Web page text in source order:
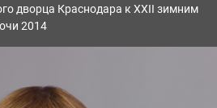
дворца Краснодара к XXII зимним
2014